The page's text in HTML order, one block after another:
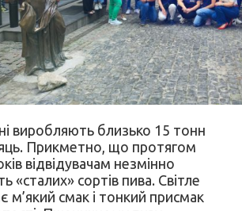
виробляють близько 15 тонн
Прикметно, що протягом
відвідувачам незмінно
«сталих» сортів пива. Світле
м’який смак і тонкий присмак